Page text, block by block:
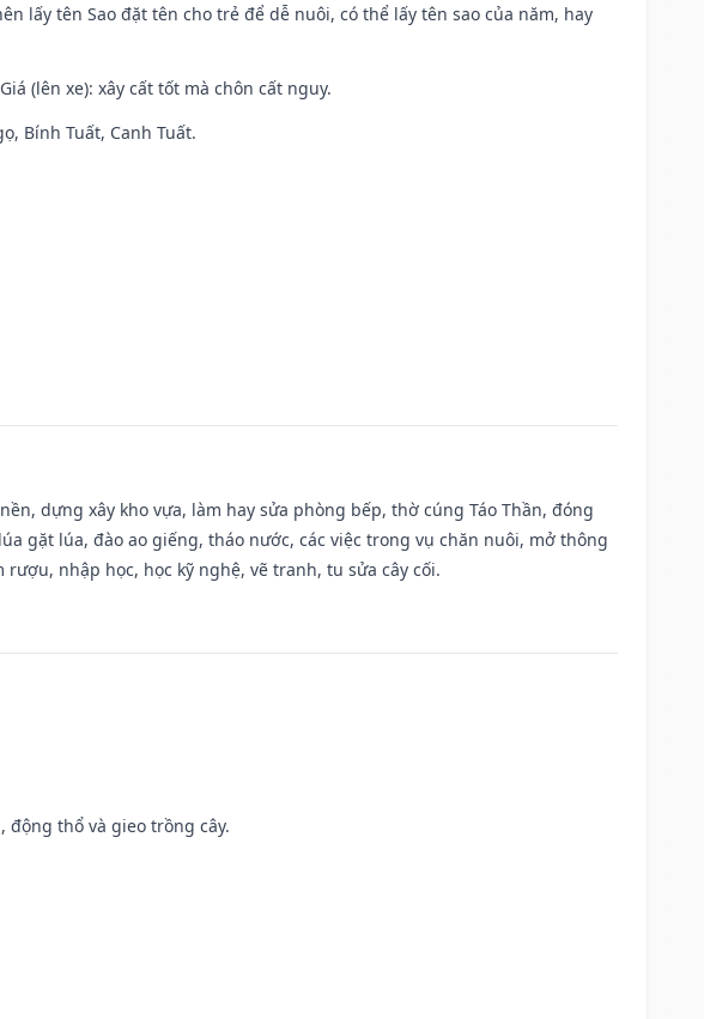
lấy tên Sao đặt tên cho trẻ để dễ nuôi, có thể lấy tên sao của năm, hay
(lên xe): xây cất tốt mà chôn cất nguy.
Bính Tuất, Canh Tuất.
dựng xây kho vựa, làm hay sửa phòng bếp, thờ cúng Táo Thần, đóng
gặt lúa, đào ao giếng, tháo nước, các việc trong vụ chăn nuôi, mở thông
nhập học, học kỹ nghệ, vẽ tranh, tu sửa cây cối.
động thổ và gieo trồng cây.